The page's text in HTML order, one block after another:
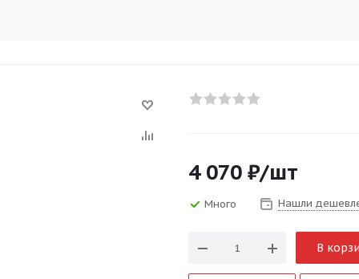
4 070 ₽/шт
Много Нашли
В